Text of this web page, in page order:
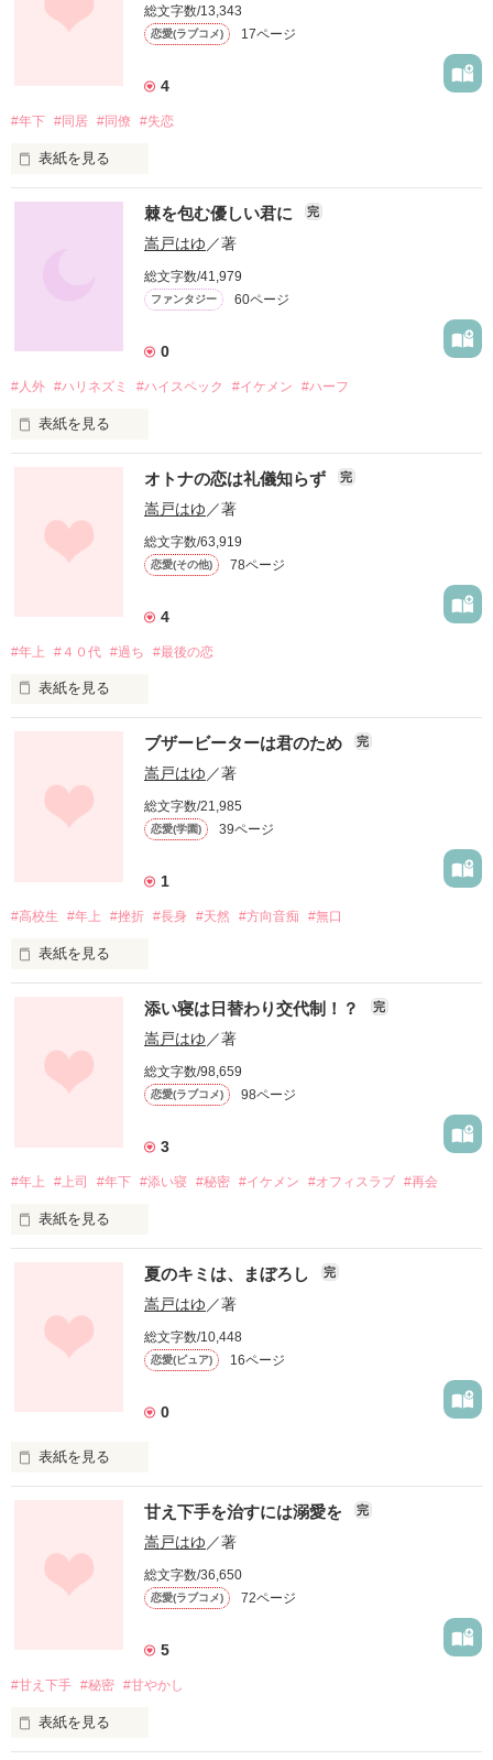
辻本家：長男　神の子　辻本宗一郎
作品を読む
黒谷朋花　２７歳
元彼　藤田隆弘　２７歳
同僚　佐野広晃　３５歳
ごくごく普通の夢見る乙女は
夢じゃなくて現実を見ることにして……
松田爽助　２８歳
忘れられない女の子のために頑張ってきた
みんなの憧れリアル王子様
忘れられない女の子＝紗良
言い出せないまま思わぬ方向へ
と
２人の恋はおとぎ話みたいに
めでたしめでたし？
ランキングに載りました！
これもひとえに読んでいただいている皆様、それから応援して
ありがとうございます。
いです。
作品を読む
総文字数/13,343
恋愛(ラブコメ) 17ページ
4
#年下 #同居 #同僚 #失恋
表紙を見る
園田尚之。２５歳。
何もかも簡単に手に入ってつまらない。
だからゲームを持ち掛けた。
笹島綾乃。２８歳。
好きになったら負けのゲーム。
棘を包む優しい君に 完
嵩戸はゆ ／著
総文字数/41,979
ファンタジー 60ページ
0
#人外 #ハリネズミ #ハイスペック #イケメン #ハーフ
表紙を見る
オヤジの経営する派遣会社の次期社長
人ならざるモノ＝人外
故に息苦しさを感じていた。
針谷人材派遣の受付をしていた
素直じゃない俺様と
その上、人外と人であるために
心悩ませることに……
作品を読む
オトナの恋は礼儀知らず 完
嵩戸はゆ ／著
総文字数/63,919
恋愛(その他) 78ページ
4
#年上 #４０代 #過ち #最後の恋
表紙を見る
それでいいと思っていた。
それなのに………。
４０歳にして戸惑いばかりの日々を
ブザービーターは君のため 完
嵩戸はゆ／著
総文字数/21,985
恋愛(学園) 39ページ
1
#高校生 #年上 #挫折 #長身 #天然 #方向音痴 #無口
表紙を見る
千尋とかいうチビは変な奴
なのになんでこんなに気になるんだ
澤村望夢(さわむら のぞむ)
元プロバスケ選手
必要以上に話さない性格なのに主人公
飯塚千尋(いいづか ちひろ)
天真爛漫で恋をまだ知らない
謎の人物、澤村望夢
この人がどんな人か分かるにつれて
周りが騒がしくなっていく
だいたい出会ってすぐに気を失うって！！
添い寝は日替わり交代制！？ 完
嵩戸はゆ／著
総文字数/98,659
恋愛(ラブコメ) 98ページ
3
#年上 #上司 #年下 #添い寝 #秘密 #イケメン #オフィスラブ #再会
表紙を見る
２人の男の人と日替わりで添い寝！？
中島 心春(なかじま こはる)２０歳。
心春の上司は全て揃っているような
佐々木 貴也(ささき たかや)３２歳。
ただ性格に一癖ありだし心春からしたら
年上過ぎて……つまりはただの上司だった。
この言葉を聞くまでは。
「私のマンションに住んでも構いませんよ。」
話はとんでもない方向に進み、
宇佐美 和久(うさみ わく)に
夏のキミは、まぼろし 完
嵩戸はゆ ／著
総文字数/10,448
恋愛(ピュア) 16ページ
0
表紙を見る
私、美緒は補習に学校に来ていた。
そこで誰ともつるまず、いつも窓の外を眺めている違うクラス
の新山くんが気になって……。
甘え下手を治すには溺愛を 完
嵩戸はゆ ／著
総文字数/36,650
恋愛(ラブコメ) 72ページ
5
#甘え下手 #秘密 #甘やかし
表紙を見る